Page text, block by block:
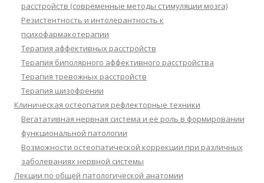
расстройств (современные методы стимуляции мозга)
Резистентность и интолерантность к
психофармакотерапии
Терапия аффективных расстройств
Терапия биполярного аффективного расстройства
Терапия тревожных расстройств
Терапия шизофрении
Клиническая остеопатия рефлекторные техники
Вегатативная нервная система и её роль в формировании
функциональной патологии
Возможности остеопатической коррекции при различных
заболеваниях нервной системы
Лекции по общей патологической анатомии